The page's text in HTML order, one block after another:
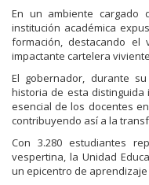
En un ambiente cargado
institución académica
formación, destacando
impactante cartelera
El gobernador, durante
historia de esta distinguida
esencial de los docentes
contribuyendo así a la
Con 3.280 estudiantes
vespertina, la Unidad
un epicentro de